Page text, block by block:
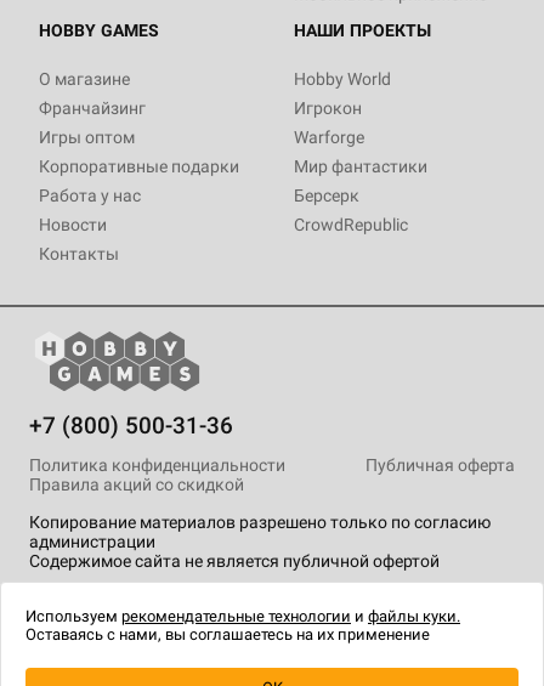
HOBBY GAMES
О магазине
Франчайзинг
Игры оптом
Корпоративные подарки
Работа у нас
Новости
Контакты
НАШИ ПРОЕКТЫ
Hobby World
Игрокон
Warforge
Мир фантастики
Берсерк
CrowdRepublic
+7 (800) 500-31-36
Копирование материалов разрешено только по согласию
администрации
Содержимое сайта не является публичной офертой
Политика конфиденциальности
Публичная оферта
Правила акций со скидкой
технологии.
Используем рекомендательные технологии и файлы куки.
Оставаясь с нами, вы соглашаетесь на их применение